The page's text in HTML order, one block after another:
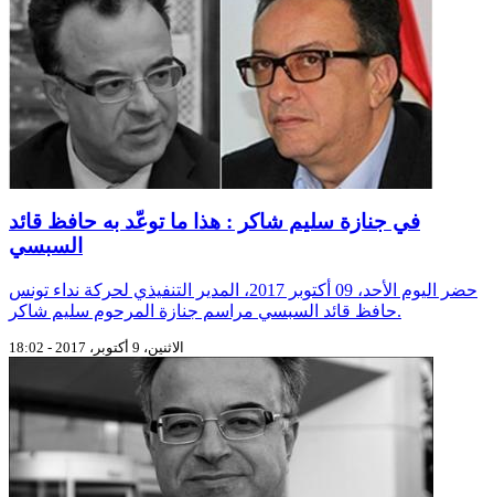
في جنازة سليم شاكر : هذا ما توعّد به حافظ قائد
السبسي
حضر اليوم الأحد، 09 أكتوبر 2017، المدير التنفيذي لحركة نداء تونس
حافظ قائد السبسي مراسم جنازة المرحوم سليم شاكر.
الاثنين، 9 أكتوبر، 2017 - 18:02